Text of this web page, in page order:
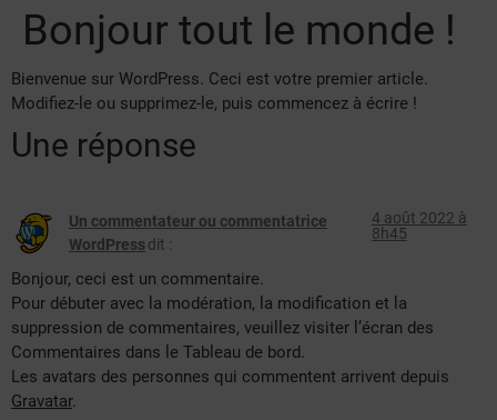
Bonjour tout le monde !
Bienvenue sur WordPress. Ceci est votre premier article.
Modifiez-le ou supprimez-le, puis commencez à écrire !
Une réponse
Un commentateur ou commentatrice
WordPressdit :
4 août 2022 à
8h45
Bonjour, ceci est un commentaire.
Pour débuter avec la modération, la modification et la
suppression de commentaires, veuillez visiter l’écran des
Commentaires dans le Tableau de bord.
Les avatars des personnes qui commentent arrivent depuis
Gravatar.